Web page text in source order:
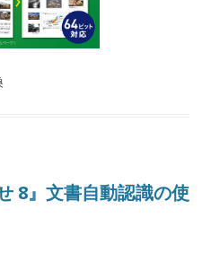
8』文書自動認識の使